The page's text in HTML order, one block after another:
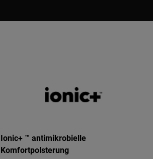
Ionic+ ™ antimikrobielle
Komfortpolsterung